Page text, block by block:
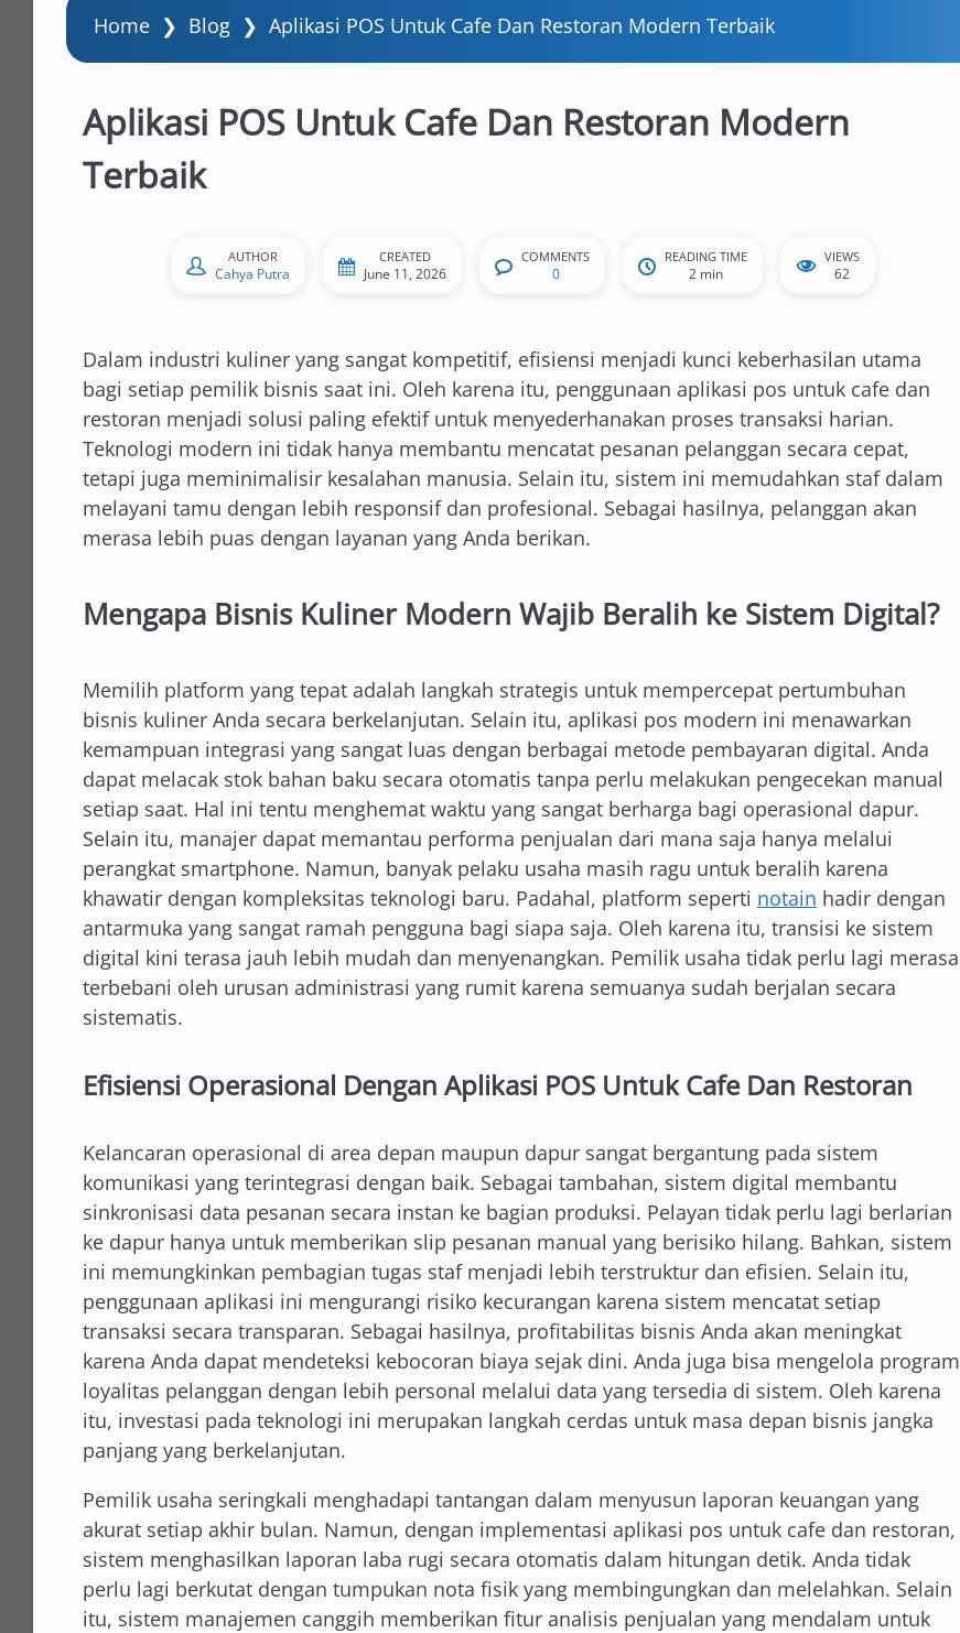
Home ❯ Blog ❯ Aplikasi POS Untuk Cafe Dan Restoran Modern Terbaik
Aplikasi POS Untuk Cafe Dan Restoran Modern
Terbaik
AUTHOR
Cahya Putra
CREATED
June 11, 2026
COMMENTS
0
READING TIME
2 min
VIEWS
62
Dalam industri kuliner yang sangat kompetitif, efisiensi menjadi kunci keberhasilan utama
bagi setiap pemilik bisnis saat ini. Oleh karena itu, penggunaan aplikasi pos untuk cafe dan
restoran menjadi solusi paling efektif untuk menyederhanakan proses transaksi harian.
Teknologi modern ini tidak hanya membantu mencatat pesanan pelanggan secara cepat,
tetapi juga meminimalisir kesalahan manusia. Selain itu, sistem ini memudahkan staf dalam
melayani tamu dengan lebih responsif dan profesional. Sebagai hasilnya, pelanggan akan
merasa lebih puas dengan layanan yang Anda berikan.
Mengapa Bisnis Kuliner Modern Wajib Beralih ke Sistem Digital?
Memilih platform yang tepat adalah langkah strategis untuk mempercepat pertumbuhan
bisnis kuliner Anda secara berkelanjutan. Selain itu, aplikasi pos modern ini menawarkan
kemampuan integrasi yang sangat luas dengan berbagai metode pembayaran digital. Anda
dapat melacak stok bahan baku secara otomatis tanpa perlu melakukan pengecekan manual
setiap saat. Hal ini tentu menghemat waktu yang sangat berharga bagi operasional dapur.
Selain itu, manajer dapat memantau performa penjualan dari mana saja hanya melalui
perangkat smartphone. Namun, banyak pelaku usaha masih ragu untuk beralih karena
khawatir dengan kompleksitas teknologi baru. Padahal, platform seperti notain hadir dengan
antarmuka yang sangat ramah pengguna bagi siapa saja. Oleh karena itu, transisi ke sistem
digital kini terasa jauh lebih mudah dan menyenangkan. Pemilik usaha tidak perlu lagi merasa
terbebani oleh urusan administrasi yang rumit karena semuanya sudah berjalan secara
sistematis.
Efisiensi Operasional Dengan Aplikasi POS Untuk Cafe Dan Restoran
Kelancaran operasional di area depan maupun dapur sangat bergantung pada sistem
komunikasi yang terintegrasi dengan baik. Sebagai tambahan, sistem digital membantu
sinkronisasi data pesanan secara instan ke bagian produksi. Pelayan tidak perlu lagi berlarian
ke dapur hanya untuk memberikan slip pesanan manual yang berisiko hilang. Bahkan, sistem
ini memungkinkan pembagian tugas staf menjadi lebih terstruktur dan efisien. Selain itu,
penggunaan aplikasi ini mengurangi risiko kecurangan karena sistem mencatat setiap
transaksi secara transparan. Sebagai hasilnya, profitabilitas bisnis Anda akan meningkat
karena Anda dapat mendeteksi kebocoran biaya sejak dini. Anda juga bisa mengelola program
loyalitas pelanggan dengan lebih personal melalui data yang tersedia di sistem. Oleh karena
itu, investasi pada teknologi ini merupakan langkah cerdas untuk masa depan bisnis jangka
panjang yang berkelanjutan.
Pemilik usaha seringkali menghadapi tantangan dalam menyusun laporan keuangan yang
akurat setiap akhir bulan. Namun, dengan implementasi aplikasi pos untuk cafe dan restoran,
sistem menghasilkan laporan laba rugi secara otomatis dalam hitungan detik. Anda tidak
perlu lagi berkutat dengan tumpukan nota fisik yang membingungkan dan melelahkan. Selain
itu, sistem manajemen canggih memberikan fitur analisis penjualan yang mendalam untuk